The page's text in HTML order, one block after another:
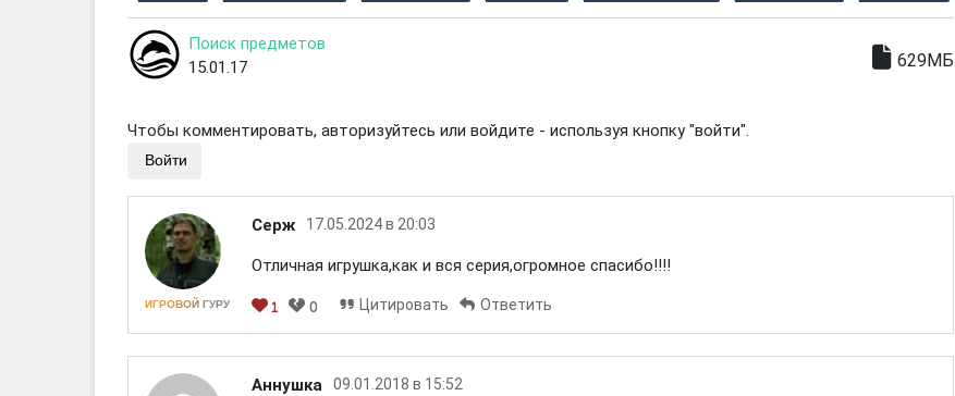
Поиск предметов
15.01.17
629МБ
Чтобы комментировать, авторизуйтесь или войдите - используя кнопку "войти".
Войти
ИГРОВОЙ ГУРУ
Серж 17.05.2024 в 20:03
Отличная игрушка,как и вся серия,огромное спасибо!!!!
1 0 Цитировать Ответить
Аннушка 09.01.2018 в 15:52